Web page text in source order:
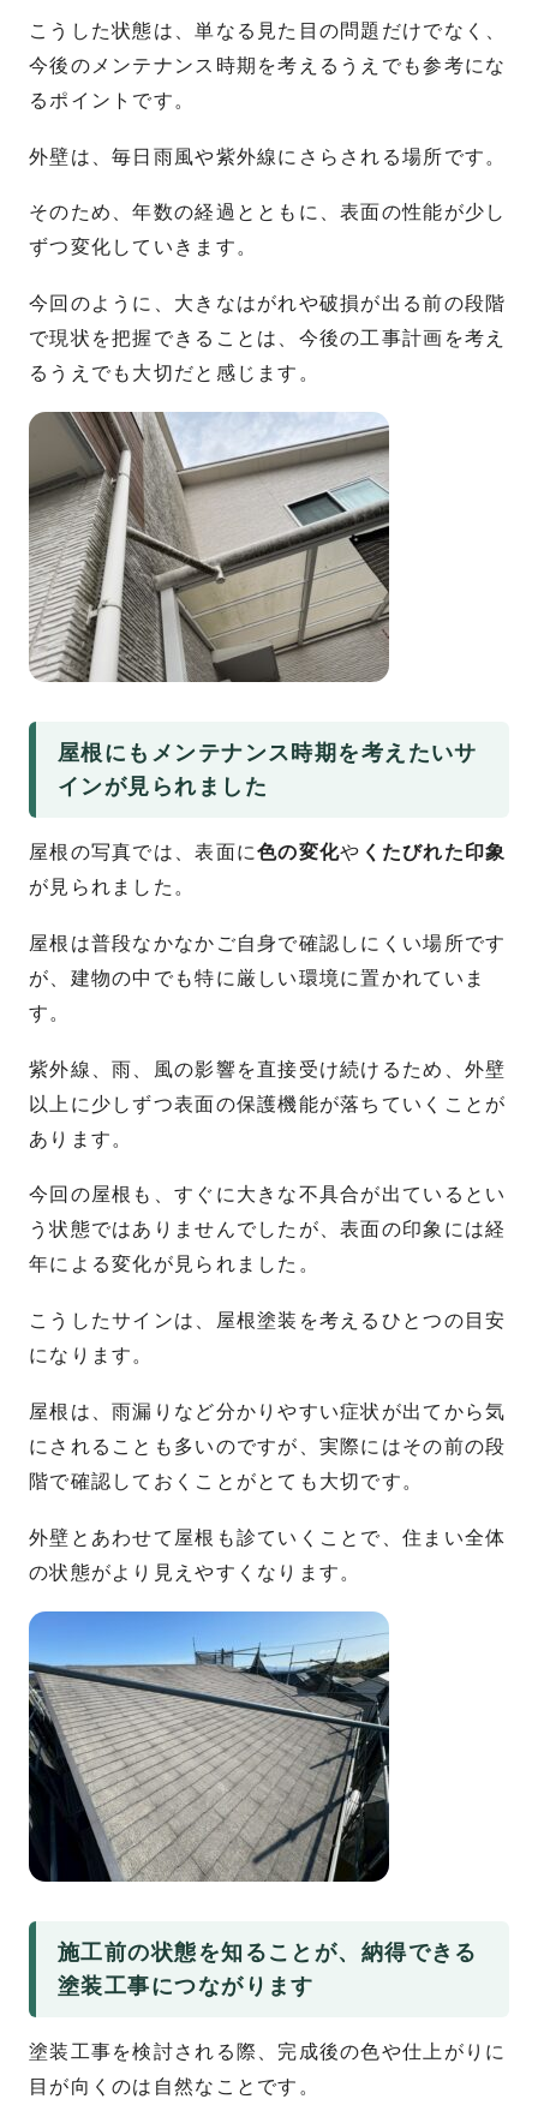
こうした状態は、単なる見た目の問題だけでなく、
今後のメンテナンス時期を考えるうえでも参考にな
るポイントです。
外壁は、毎日雨風や紫外線にさらされる場所です。
そのため、年数の経過とともに、表面の性能が少し
ずつ変化していきます。
今回のように、大きなはがれや破損が出る前の段階
で現状を把握できることは、今後の工事計画を考え
るうえでも大切だと感じます。
屋根にもメンテナンス時期を考えたいサ
インが見られました
屋根の写真では、表面に色の変化や くたびれた印象
が見られました。
屋根は普段なかなかご自身で確認しにくい場所です
が、建物の中でも特に厳しい環境に置かれていま
す。
紫外線、雨、風の影響を直接受け続けるため、外壁
以上に少しずつ表面の保護機能が落ちていくことが
あります。
今回の屋根も、すぐに大きな不具合が出ているとい
う状態ではありませんでしたが、表面の印象には経
年による変化が見られました。
こうしたサインは、屋根塗装を考えるひとつの目安
になります。
屋根は、雨漏りなど分かりやすい症状が出てから気
にされることも多いのですが、実際にはその前の段
階で確認しておくことがとても大切です。
外壁とあわせて屋根も診ていくことで、住まい全体
の状態がより見えやすくなります。
施工前の状態を知ることが、納得できる
塗装工事につながります
塗装工事を検討される際、完成後の色や仕上がりに
目が向くのは自然なことです。